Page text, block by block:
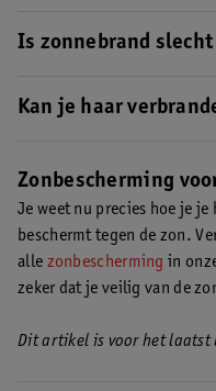
hoedje of pet om je haar
Is zonnebrand
verbranden. Je haren
je haar of zonbescherming
Kan je haar
haren worden droog en dof
daarnaast last krijgen van
afbreken.
Zonbescherming
Je weet nu precies hoe je
beschermt tegen de zon.
alle zonbescherming in
zeker dat je veilig van de
Dit artikel is voor het